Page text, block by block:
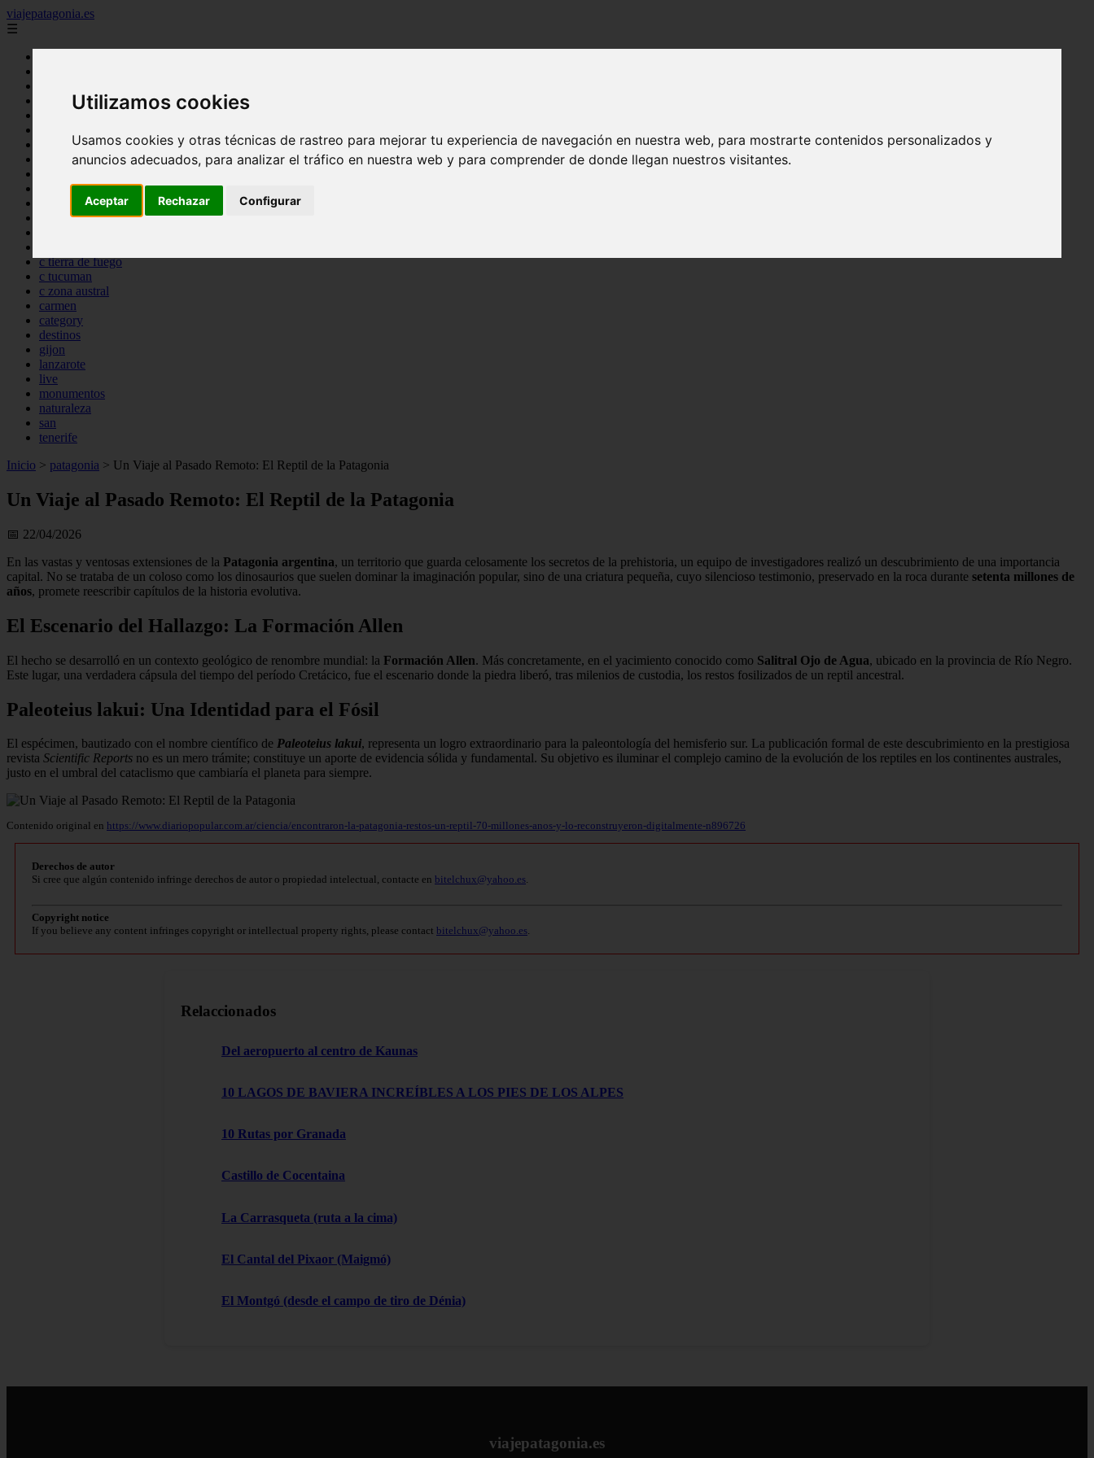
Utilizamos cookies
Usamos cookies y otras técnicas de rastreo para mejorar tu experiencia de navegación en nuestra web, para mostrarte contenidos personalizados y
anuncios adecuados, para analizar el tráfico en nuestra web y para comprender de donde llegan nuestros visitantes.
Aceptar Rechazar Configurar
viajepatagonia.es
☰
c cordoba
c entre rios
c mendoza
c neuquen
c provincias
c tierra de fuego
c tucuman
c zona austral
carmen
category
destinos
gijon
lanzarote
live
monumentos
naturaleza
san
tenerife
Inicio > patagonia > Un Viaje al Pasado Remoto: El Reptil de la Patagonia
Un Viaje al Pasado Remoto: El Reptil de la Patagonia
📅 22/04/2026
En las vastas y ventosas extensiones de la Patagonia argentina, un territorio que guarda celosamente los secretos de la prehistoria, un equipo de investigadores realizó un descubrimiento de una importancia
capital. No se trataba de un coloso como los dinosaurios que suelen dominar la imaginación popular, sino de una criatura pequeña, cuyo silencioso testimonio, preservado en la roca durante setenta millones de
años, promete reescribir capítulos de la historia evolutiva.
El Escenario del Hallazgo: La Formación Allen
El hecho se desarrolló en un contexto geológico de renombre mundial: la Formación Allen. Más concretamente, en el yacimiento conocido como Salitral Ojo de Agua, ubicado en la provincia de Río Negro.
Este lugar, una verdadera cápsula del tiempo del período Cretácico, fue el escenario donde la piedra liberó, tras milenios de custodia, los restos fosilizados de un reptil ancestral.
Paleoteius lakui: Una Identidad para el Fósil
El espécimen, bautizado con el nombre científico de Paleoteius lakui, representa un logro extraordinario para la paleontología del hemisferio sur. La publicación formal de este descubrimiento en la prestigiosa
revista Scientific Reports no es un mero trámite; constituye un aporte de evidencia sólida y fundamental. Su objetivo es iluminar el complejo camino de la evolución de los reptiles en los continentes australes,
justo en el umbral del cataclismo que cambiaría el planeta para siempre.
Contenido original en https://www.diariopopular.com.ar/ciencia/encontraron-la-patagonia-restos-un-reptil-70-millones-anos-y-lo-reconstruyeron-digitalmente-n896726
Derechos de autor
Si cree que algún contenido infringe derechos de autor o propiedad intelectual, contacte en bitelchux@yahoo.es.
Copyright notice
If you believe any content infringes copyright or intellectual property rights, please contact bitelchux@yahoo.es.
Relaccionados
Del aeropuerto al centro de Kaunas
10 LAGOS DE BAVIERA INCREÍBLES A LOS PIES DE LOS ALPES
10 Rutas por Granada
Castillo de Cocentaina
La Carrasqueta (ruta a la cima)
El Cantal del Pixaor (Maigmó)
El Montgó (desde el campo de tiro de Dénia)
viajepatagonia.es